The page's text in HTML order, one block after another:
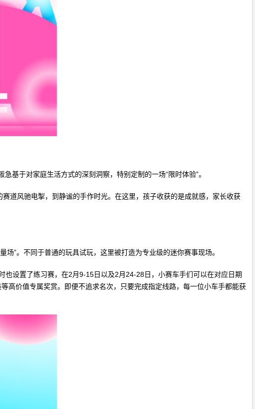
基于对家庭生活方式的深刻洞察，特别定制的一场“限时体验”。
道风驰电掣，到静谧的手作时光。在这里，孩子收获的是成就感，家长收获
”。不同于普通的玩具试玩，这里被打造为专业级的迷你赛事现场。
设置了练习赛，在2月9-15日以及2月24-28日，小赛车手们可以在对应日期
高价值专属奖赏。即便不追求名次，只要完成指定线路，每一位小车手都能获